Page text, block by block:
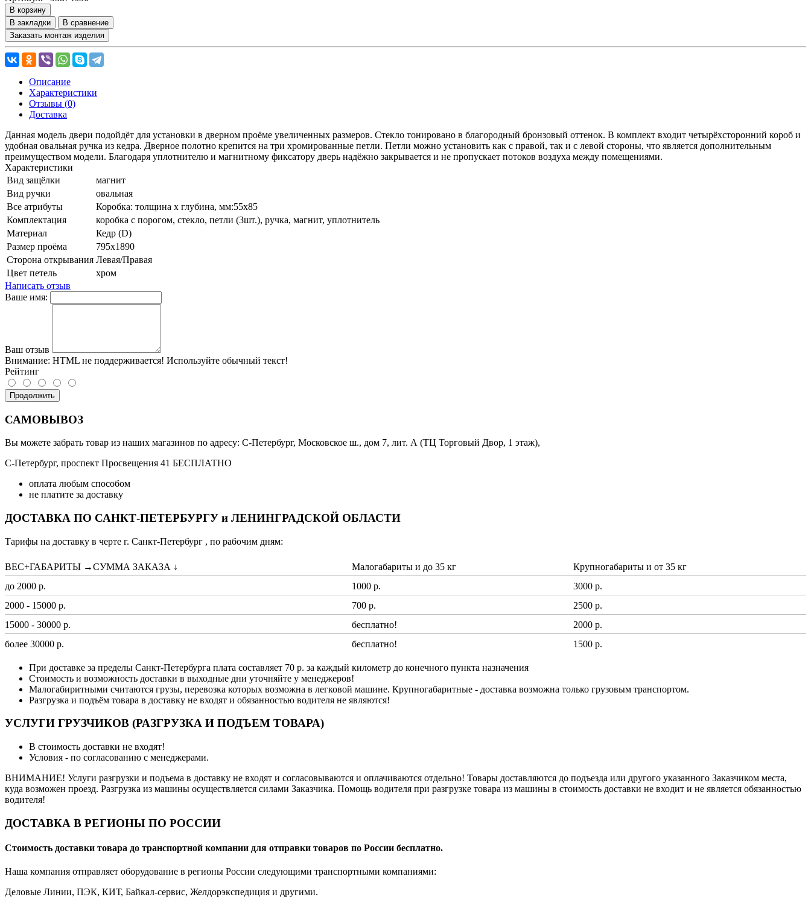
В корзину
В закладки
В сравнение
Заказать монтаж изделия
Описание
Характеристики
Отзывы (0)
Доставка
Данная модель двери подойдёт для установки в дверном проёме увеличенных размеров. Стекло тонировано в благородный бронзовый оттенок. В комплект входит четырёхсторонний короб и
удобная овальная ручка из кедра. Дверное полотно крепится на три хромированные петли. Петли можно установить как с правой, так и с левой стороны, что является дополнительным
преимуществом модели. Благодаря уплотнителю и магнитному фиксатору дверь надёжно закрывается и не пропускает потоков воздуха между помещениями.
Характеристики
Вид защёлки
магнит
Вид ручки
овальная
Все атрибуты
Коробка: толщина x глубина, мм:55x85
Комплектация
коробка с порогом, стекло, петли (3шт.), ручка, магнит, уплотнитель
Материал
Кедр (D)
Размер проёма
795x1890
Сторона открывания Левая/Правая
Цвет петель
хром
Написать отзыв
Ваше имя:
Ваш отзыв
Внимание: HTML не поддерживается! Используйте обычный текст!
Рейтинг
Продолжить
САМОВЫВОЗ
Вы можете забрать товар из наших магазинов по адресу: С-Петербург, Московское ш., дом 7, лит. А (ТЦ Торговый Двор, 1 этаж),
С-Петербург, проспект Просвещения 41 БЕСПЛАТНО
оплата любым способом
не платите за доставку
ДОСТАВКА ПО САНКТ-ПЕТЕРБУРГУ и ЛЕНИНГРАДСКОЙ ОБЛАСТИ
Тарифы на доставку в черте г. Санкт-Петербург , по рабочим дням:
ВЕС+ГАБАРИТЫ →СУММА ЗАКАЗА ↓ Малогабариты и до 35 кг
Крупногабариты и от 35 кг
до 2000 р.
1000 р.
3000 р.
2000 - 15000 р.
700 р.
2500 р.
15000 - 30000 р.
бесплатно!
2000 р.
более 30000 р.
бесплатно! 1500 р.
При доставке за пределы Санкт-Петербурга плата составляет 70 р. за каждый километр до конечного пункта назначения
Стоимость и возможность доставки в выходные дни уточняйте у менеджеров!
Малогабиритными считаются грузы, перевозка которых возможна в легковой машине. Крупногабаритные - доставка возможна только грузовым транспортом.
Разгрузка и подъём товара в доставку не входят и обязанностью водителя не являются!
УСЛУГИ ГРУЗЧИКОВ (РАЗГРУЗКА И ПОДЪЕМ ТОВАРА)
В стоимость доставки не входят!
Условия - по согласованию с менеджерами.
ВНИМАНИЕ! Услуги разгрузки и подъема в доставку не входят и согласовываются и оплачиваются отдельно! Товары доставляются до подъезда или другого указанного Заказчиком места,
куда возможен проезд. Разгрузка из машины осуществляется силами Заказчика. Помощь водителя при разгрузке товара из машины в стоимость доставки не входит и не является обязанностью
водителя!
ДОСТАВКА В РЕГИОНЫ ПО РОССИИ
Стоимость доставки товара до транспортной компании для отправки товаров по России бесплатно.
Наша компания отправляет оборудование в регионы России следующими транспортными компаниями:
Деловые Линии, ПЭК, КИТ, Байкал-сервис, Желдорэкспедиция и другими.